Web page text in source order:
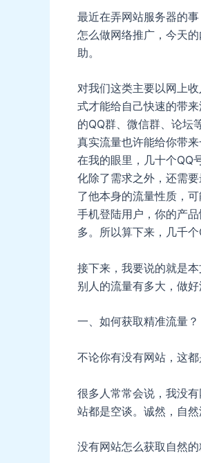
最近在弄网站服务器的
怎么做网络推广，今天
助。
对我们这类主要以网上
式才能给自己快速的带
的QQ群、微信群、论坛
真实流量也许能给你带
在我的眼里，几十个QQ
化除了需求之外，还需
了他本身的流量性质，
手机登陆用户，你的产
多。所以算下来，几千
接下来，我要说的就是
别人的流量有多大，做好
一、如何获取精准流量？
不论你有没有网站，这
很多人常常会说，我没
站都是空谈。诚然，自
没有网站怎么获取自然的